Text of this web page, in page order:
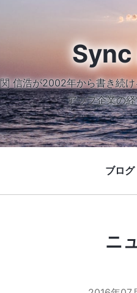
Sync
関 信浩が2002年から書き続
アップ企業の
ブロ
ニ